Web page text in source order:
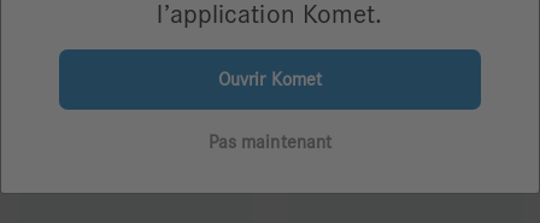
l’application Komet.
Ouvrir Komet
Pas maintenant